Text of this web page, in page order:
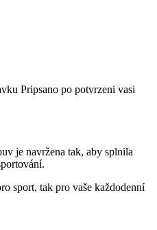
Pripsano po potvrzeni vasi
je navržena tak, aby splnila
sport, tak pro vaše každodenní